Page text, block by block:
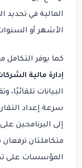
المالية في تحديد
الأشهر أو
كما يوفر التكامل
إدارة مالية
البيانات
سرعة إعداد
إلى البرنامجين
متكاملتان ترفعان
المؤسسات على